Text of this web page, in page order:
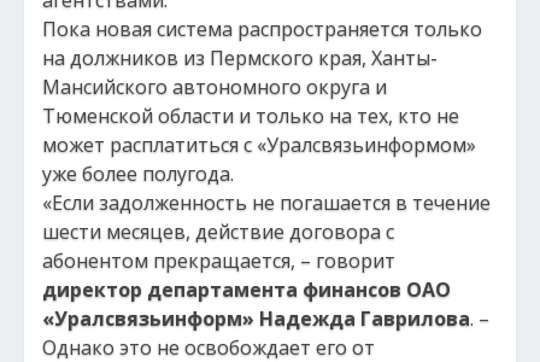
Пока новая система распространяется только
на должников из Пермского края, Ханты-
Мансийского автономного округа и
Тюменской области и только на тех, кто не
может расплатиться с «Уралсвязьинформом»
уже более полугода.
«Если задолженность не погашается в течение
шести месяцев, действие договора с
абонентом прекращается, – говорит
директор департамента финансов ОАО
«Уралсвязьинформ» Надежда Гаврилова. –
Однако это не освобождает его от